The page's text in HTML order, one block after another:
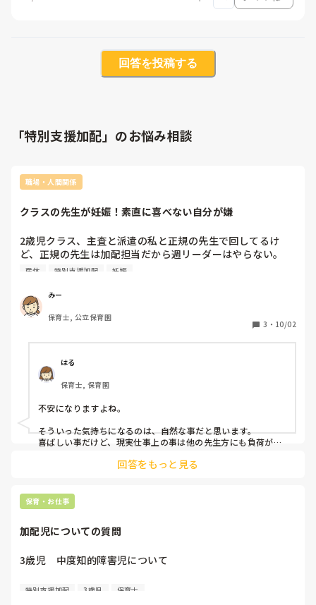
回答を投稿する
「特別支援加配」のお悩み相談
職場・人間関係
クラスの先生が妊娠！素直に喜べない自分が嫌
2歳児クラス、主査と派遣の私と正規の先生で回してるけ
ど、正規の先生は加配担当だから週リーダーはやらない。
正規の先生が休みの時は、加配第2担当の主査が加配児につ
前期は私の方がリーダー回数が圧倒的に多くて、不満だっ
た。
そんな中正規の先生の妊娠が発覚。2月から産休らしい。喜
正規の先生が産休に入ったら、加配児には主査がずっと着く
の？ということは私が全週リーダー？！
と不安になってしまった。
まあその頃には担当性もほぼ解体して、子どもも混ぜて過ご
ど、妊娠を心から喜べない自分にショックだった。私も子ど
もいるからわかるのに。
産休 特別支援加配 妊娠
みー
保育士, 公立保育園
3 ・ 10/02
はる
保育士, 保育園
不安になりますよね。
そういった気持ちになるのは、自然な事だと思います。
喜ばしい事だけど、現実仕事上の事は他の先生方にも負荷がか
主様が、気持ちよく働けるよう応援しております！
回答をもっと見る
保育・お仕事
加配児についての質問
3歳児　中度知的障害児について
今年初めて加配担当になりました。
特別支援加配 3歳児 保育士